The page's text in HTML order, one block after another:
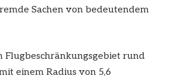
Sachen von bedeutendem
Flugbeschränkungsgebiet rund
einem Radius von 5,6